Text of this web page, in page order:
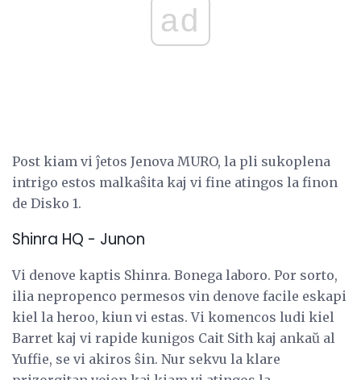
ad
Post kiam vi ĵetos Jenova MURO, la pli sukoplena
intrigo estos malkaŝita kaj vi fine atingos la finon
de Disko 1.
Shinra HQ - Junon
Vi denove kaptis Shinra. Bonega laboro. Por sorto,
ilia nepropenco permesos vin denove facile eskapi
kiel la heroo, kiun vi estas. Vi komencos ludi kiel
Barret kaj vi rapide kunigos Cait Sith kaj ankaŭ al
Yuffie, se vi akiros ŝin. Nur sekvu la klare